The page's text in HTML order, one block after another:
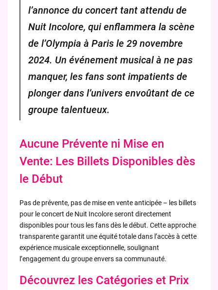
l’annonce du concert tant attendu de
Nuit Incolore, qui enflammera la scène
de l’Olympia à Paris le 29 novembre
2024. Un événement musical à ne pas
manquer, les fans sont impatients de
plonger dans l’univers envoûtant de ce
groupe talentueux.
Aucune Prévente ni Mise en
Vente: Les Billets Disponibles dès
le Début
Pas de prévente, pas de mise en vente anticipée – les billets
pour le concert de Nuit Incolore seront directement
disponibles pour tous les fans dès le début. Cette approche
transparente garantit une équité totale dans l’accès à cette
expérience musicale exceptionnelle, soulignant
l’engagement du groupe envers sa communauté.
Découvrez les Catégories et Prix